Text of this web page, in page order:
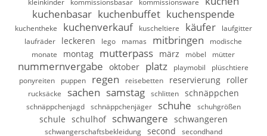
kleinkinder
kommissionsbasar kommissionsware
kuchenbasar kuchenbuffet kuchenspende
kuchentheke kuchenverkauf kuscheltiere käufer
laufgitter
laufräder
leckeren lego mamas mitbringen
modische
monate
montag mutterpass märz möbel mütter
nummernvergabe oktober platz playmobil
plüschtiere
ponyreiten
puppen regen reisebetten reservierung roller
rucksäcke sachen samstag schlitten schnäppchen
schnäppchenjagd schnäppchenjäger schuhe schuhgrößen
schule schulhof schwangere schwangeren
schwangerschaftsbekleidung second secondhand